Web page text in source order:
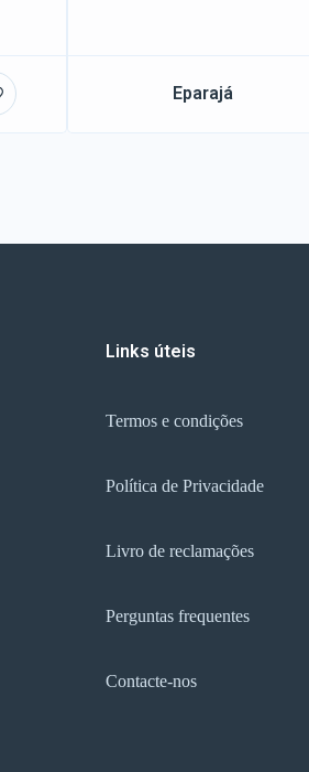
Eparajá
Links úteis
Termos e condições
Política de Privacidade
Livro de reclamações
Perguntas frequentes
Contacte-nos